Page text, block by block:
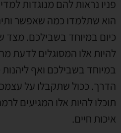
פניו נראות להם מנוגדות
הוא שתלמדו כמה שאפשר
כיום במיוחד בשבילכם. מצד
להיות אלו המסוגלים לדעת
במיוחד בשבילכם ואף
הדרך. ככול שתקבלו על
תוכלו להיות אלו המגיעים
איכות חיים.